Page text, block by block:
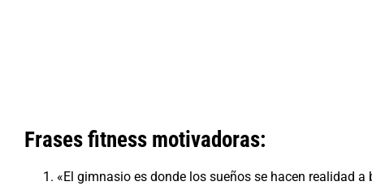
Frases fitness motivadoras:
«El gimnasio es donde los sueños se hacen realidad